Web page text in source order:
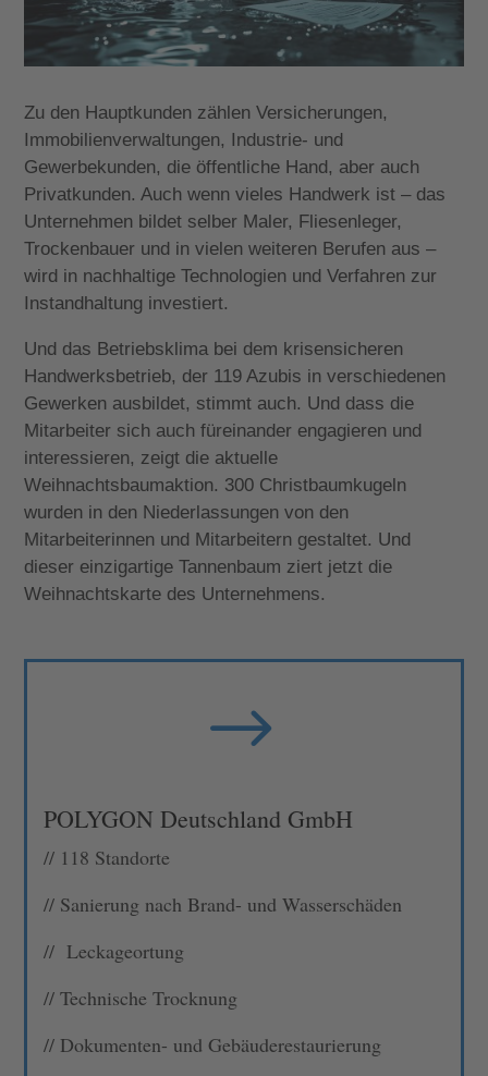
Zu den Hauptkunden zählen Versicherungen,
Immobilienverwaltungen, Industrie- und
Gewerbekunden, die öffentliche Hand, aber auch
Privatkunden. Auch wenn vieles Handwerk ist – das
Unternehmen bildet selber Maler, Fliesenleger,
Trockenbauer und in vielen weiteren Berufen aus –
wird in nachhaltige Technologien und Verfahren zur
Instandhaltung investiert.
Und das Betriebsklima bei dem krisensicheren
Handwerksbetrieb, der 119 Azubis in verschiedenen
Gewerken ausbildet, stimmt auch. Und dass die
Mitarbeiter sich auch füreinander engagieren und
interessieren, zeigt die aktuelle
Weihnachtsbaumaktion. 300 Christbaumkugeln
wurden in den Niederlassungen von den
Mitarbeiterinnen und Mitarbeitern gestaltet. Und
dieser einzigartige Tannenbaum ziert jetzt die
Weihnachtskarte des Unternehmens.
$
POLYGON Deutschland GmbH
// 118 Standorte
// Sanierung nach Brand- und Wasserschäden
// Leckageortung
//Technische Trocknung
// Dokumenten- und Gebäuderestaurierung